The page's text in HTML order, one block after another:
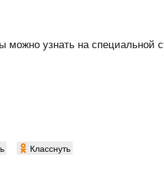
можно узнать на специальной
Класснуть